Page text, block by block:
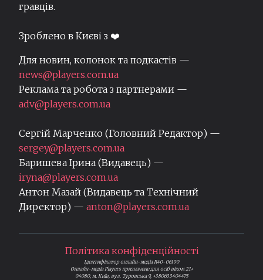
гравців.
Зроблено в Києві з ❤️
Для новин, колонок та подкастів —
news@players.com.ua
Реклама та робота з партнерами —
adv@players.com.ua
Сергій Марченко (Головний Редактор) —
sergey@players.com.ua
Баришева Ірина (Видавець) —
iryna@players.com.ua
Антон Мазай (Видавець та Технічний
Директор) — anton@players.com.ua
Політика конфіденційності
Ідентифікатор онлайн-медіа R40-06190
Онлайн-медіа Players призначене для осіб віком 21+
04080, м. Київ, вул. Туровська 9, +380633404475